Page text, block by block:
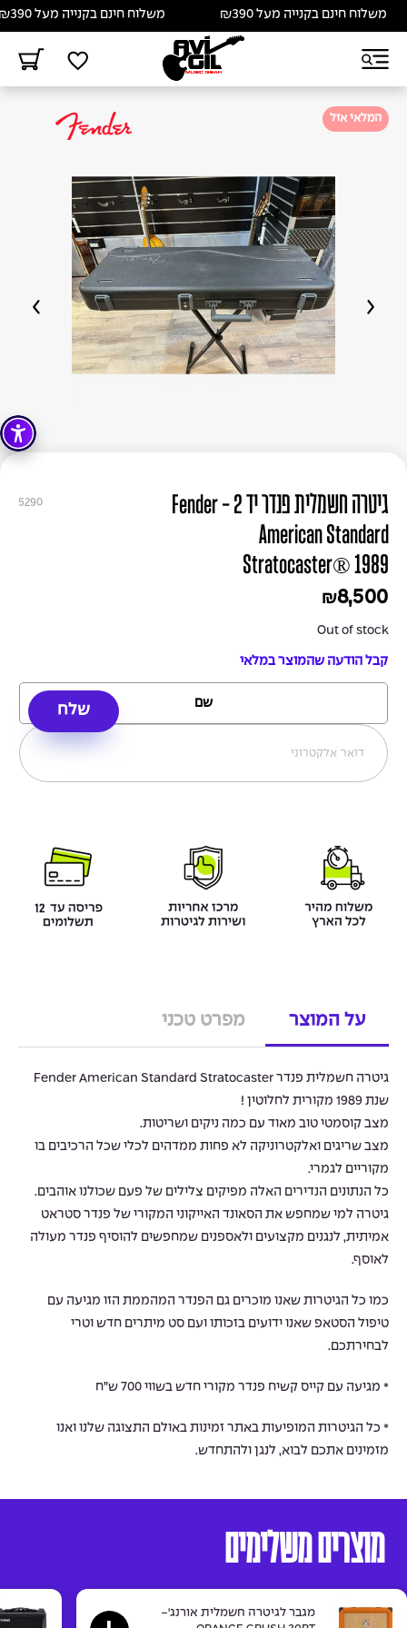
משלוח חינם בקנייה מעל ₪390 משלוח חינם בקנייה מעל ₪390
המלאי אזל
5290
גיטרה חשמלית פנדר יד 2 - Fender
American Standard
Stratocaster® 1989
₪8,500
Out of stock
קבל הודעה שהמוצר במלאי
על המוצר מפרט טכני
גיטרה חשמלית פנדר Fender American Standard Stratocaster
שנת 1989 מקורית לחלוטין !
מצב קוסמטי טוב מאוד עם כמה ניקים ושריטות.
מצב שריגים ואלקטרוניקה לא פחות ממדהים לכלי שכל הרכיבים בו
מקוריים לגמרי.
כל הנתונים הנדירים האלה מפיקים צלילים של פעם שכולנו אוהבים.
גיטרה למי שמחפש את הסאונד האייקוני המקורי של פנדר סטראט
אמיתית, לנגנים מקצועים ולאספנים שמחפשים להוסיף פנדר מעולה
לאוסף.
כמו כל הגיטרות שאנו מוכרים גם הפנדר המהממת הזו מגיעה עם
טיפול הסטאפ שאנו ידועים בזכותו ועם סט מיתרים חדש וטרי
לבחירתכם.
* מגיעה עם קייס קשיח פנדר מקורי חדש בשווי 700 ש”ח
* כל הגיטרות המופיעות באתר זמינות באולם התצוגה שלנו ואנו
מזמינים אתכם לבוא, לנגן ולהתחדש.
מוצרים משלימים
מגבר לגיטרה חשמלית אורנג'-